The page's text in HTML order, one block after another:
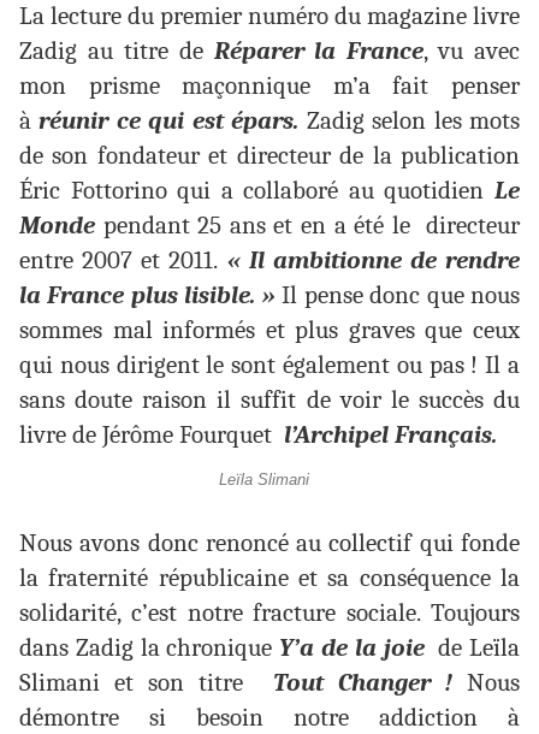
La lecture du premier numéro du magazine livre
Zadig au titre de Réparer la France, vu avec
mon prisme maçonnique m’a fait penser
àréunir ce qui est épars. Zadig selon les mots
de son fondateur et directeur de la publication
Éric Fottorino qui a collaboré au quotidien Le
Monde pendant 25 ans et en a été le directeur
entre 2007 et 2011. « Il ambitionne de rendre
la France plus lisible. » Il pense donc que nous
sommes mal informés et plus graves que ceux
qui nous dirigent le sont également ou pas ! Il a
sans doute raison il suffit de voir le succès du
livre de Jérôme Fourquet l’Archipel Français.
Leïla Slimani
Nous avons donc renoncé au collectif qui fonde
la fraternité républicaine et sa conséquence la
solidarité, c’est notre fracture sociale. Toujours
dans Zadig la chronique Y’a de la joiede Leïla
Slimani et son titre
Tout Changer !Nous
démontre si besoin notre addiction à